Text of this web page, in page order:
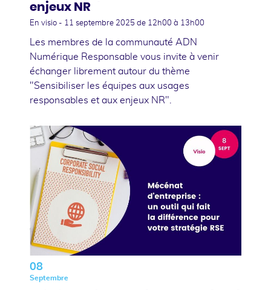
enjeux NR
En visio - 11 septembre 2025 de 12h00 à 13h00
Les membres de la communauté ADN
Numérique Responsable vous invite à venir
échanger librement autour du thème
"Sensibiliser les équipes aux usages
responsables et aux enjeux NR".
08
Septembre